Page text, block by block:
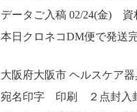
データご入稿 02/24(金) 資
本日クロネコDM便で発送
大阪府大阪市 ヘルスケア
宛名印字 印刷 ２点封入